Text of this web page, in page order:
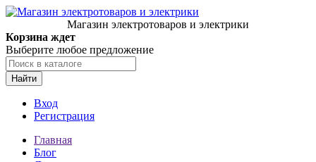
Магазин электротоваров и электрики
Корзина ждет
Выберите любое предложение
Найти
Вход
Регистрация
Главная
Блог